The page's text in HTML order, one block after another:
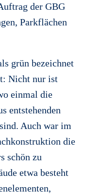
der GBG
Parkflächen
grün bezeichnet
Nicht nur ist
einmal die
entstehenden
Auch war im
die
schön zu
etwa besteht